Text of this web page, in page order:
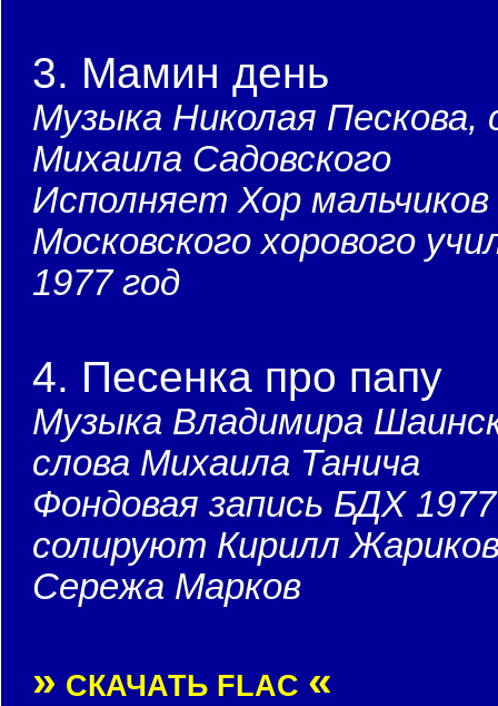
3. Мамин день
Музыка Николая Пескова,
Михаила Садовского
Исполняет Хор мальчиков
Московского хорового
1977 год
4. Песенка про папу
Музыка Владимира
слова Михаила Танича
Фондовая запись БДХ
солируют Кирилл
Сережа Марков
» СКАЧАТЬ FLAC «